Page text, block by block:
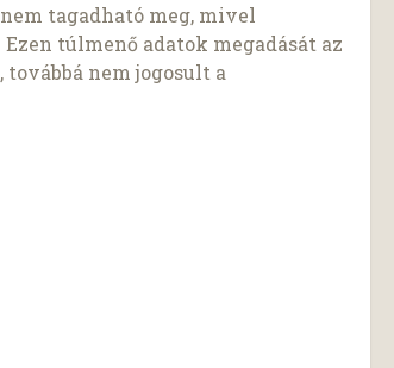
tagadható meg, mivel
túlmenő adatok megadását az
nem jogosult a